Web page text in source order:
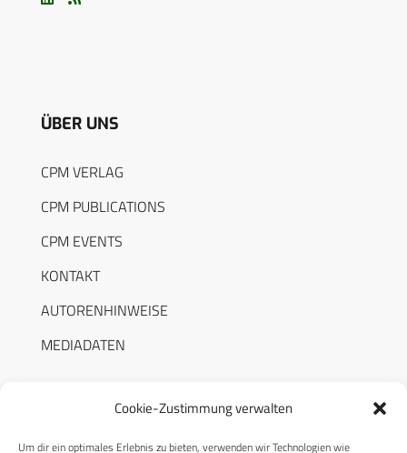
Cookie-Zustimmung verwalten
Um dir ein optimales Erlebnis zu bieten, verwenden wir Technologien wie
ÜBER UNS
CPM VERLAG
CPM PUBLICATIONS
CPM EVENTS
KONTAKT
AUTORENHINWEISE
MEDIADATEN